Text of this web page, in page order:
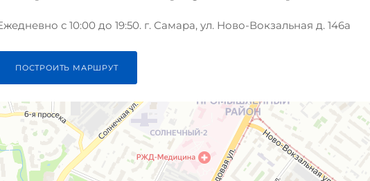
с 10:00 до 19:50. г. Самара, ул. Ново-Вокзальная д. 146а
ПОСТРОИТЬ МАРШРУТ